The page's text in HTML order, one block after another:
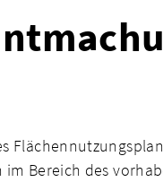
im Bereich des